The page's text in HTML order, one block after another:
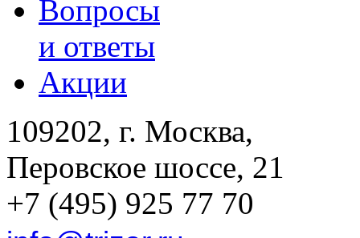
Вопросы
и ответы
Акции
109202, г. Москва,
Перовское шоссе, 21
+7 (495) 925 77 70